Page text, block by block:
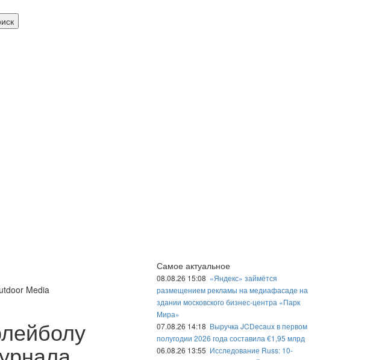
Media
Самое актуальное
08.08.26 15:08 «Яндекс» займётся
размещением рекламы на медиафасаде на
здании московского бизнес-центра «Парк
Мира»
07.08.26 14:18 Выручка JCDecaux в первом
полугодии 2026 года составила €1,95 млрд
06.08.26 13:55 Исследование Russ: 10-